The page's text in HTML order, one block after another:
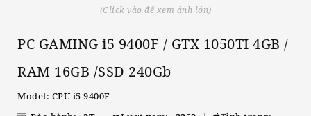
(Click vào để xem ảnh lớn)
PC GAMING i5 9400F / GTX 1050TI 4GB /
RAM 16GB /SSD 240Gb
Model: CPU i5 9400F